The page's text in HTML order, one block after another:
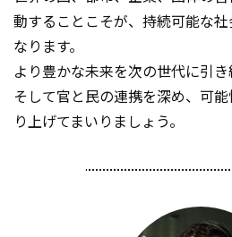
動することこそが、持続可能な
なります。
より豊かな未来を次の世代に引き
そして官と民の連携を深め、可
り上げてまいりましょう。